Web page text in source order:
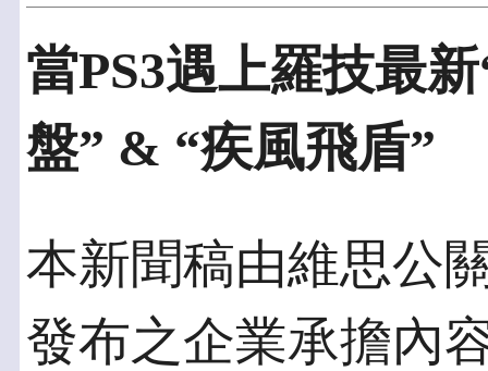
當PS3遇上羅技最
盤” & “疾風飛盾”
本新聞稿由維思公
發布之企業承擔內